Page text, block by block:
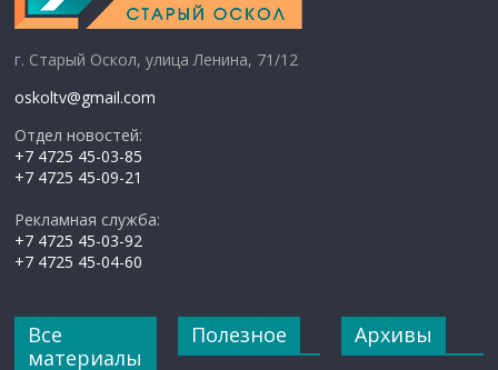
г. Старый Оскол, улица Ленина, 71/12
oskoltv@gmail.com
Отдел новостей:
+7 4725 45-03-85
+7 4725 45-09-21
Рекламная служба:
+7 4725 45-03-92
+7 4725 45-04-60
Все
материалы
Полезное Архивы